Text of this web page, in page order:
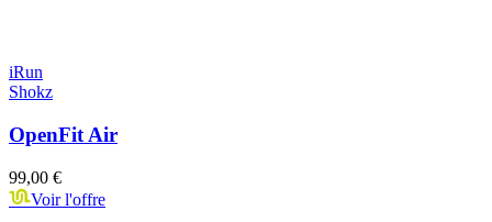
iRun
Shokz
OpenFit Air
99,00 €
Voir l'offre